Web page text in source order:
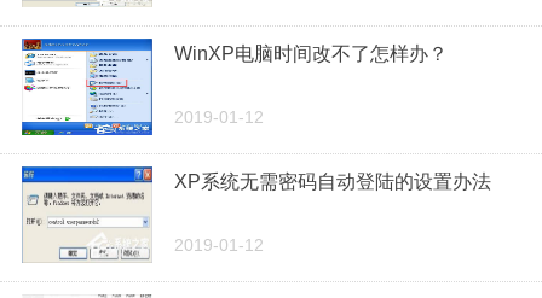
WinXP电脑时间改不了怎样办？
2019-01-12
XP系统无需密码自动登陆的设置办法
2019-01-12